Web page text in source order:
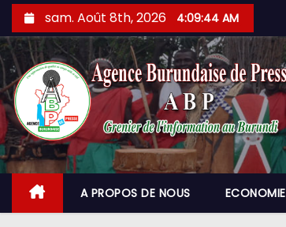
Skip
to
content
sam. Août 8th, 2026 4:09:46 AM
A PROPOS DE NOUS ECONOMIE